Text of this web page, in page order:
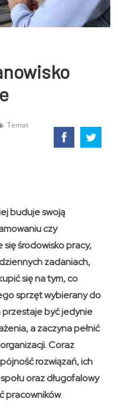
Temat
buduje swoją
czy
środowisko pracy,
zadaniach,
się na tym, co
sprzęt wybierany do
przestaje być jedynie
a zaczyna pełnić
Coraz
rozwiązań, ich
oraz długofalowy
pracowników.